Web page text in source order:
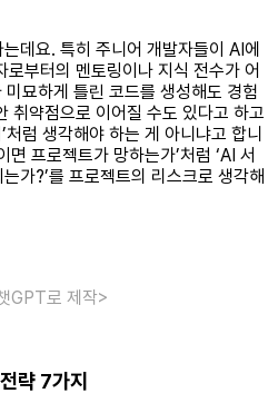
데요. 특히 주니어 개발자들이 AI에
부터의 멘토링이나 지식 전수가 어
묘하게 틀린 코드를 생성해도 경험
취약점으로 이어질 수도 있다고 하고
처럼 생각해야 하는 게 아니냐고 합니
프로젝트가 망하는가’처럼 ‘AI 서
가?’를 프로젝트의 리스크로 생각해
GPT로 제작>
략 7가지